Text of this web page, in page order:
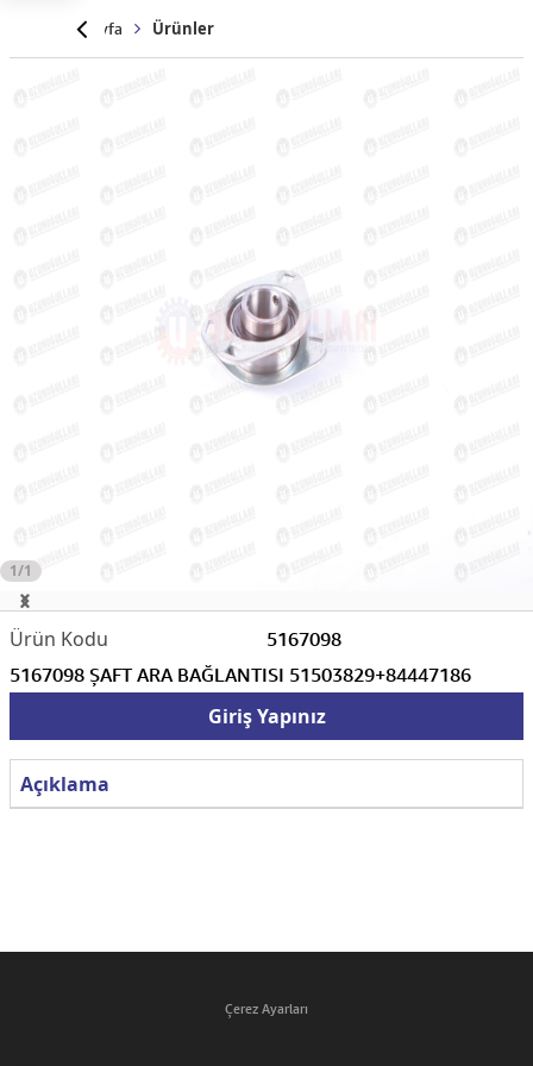
Anasayfa Ürünler
1/1
5167098
5167098 ŞAFT ARA BAĞLANTISI 51503829+84447186
Giriş Yapınız
Açıklama
Çerez Ayarları